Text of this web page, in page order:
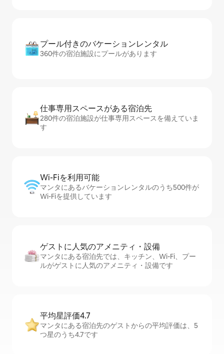
プール付きのバ⁠ケ⁠ー⁠シ⁠ョ⁠ンレ⁠ン⁠タ⁠ル
360件の宿泊施設にプールがあります
仕事専用ス⁠ペ⁠ー⁠スがあ⁠る宿⁠泊⁠先
280件の宿泊施設が仕事専用スペースを備えていま
す
Wi-Fiを利⁠用⁠可⁠能
マンタにあるバケーションレンタルのうち500件が
Wi-Fiを提供しています
ゲストに人⁠気⁠のア⁠メ⁠ニ⁠テ⁠ィ・設⁠備
マンタにある宿泊先では、キッチン、Wi-Fi、プー
ルがゲストに人気のアメニティ・設備です
平均星評価4.7
マンタにある宿泊先のゲストからの平均評価は、5
つ星のうち4.7です